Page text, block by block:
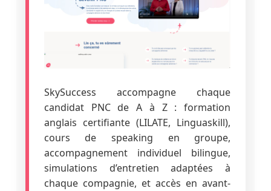
SkySuccess accompagne chaque
candidat PNC de A à Z : formation
anglais certifiante (LILATE, Linguaskill),
cours de speaking en groupe,
accompagnement individuel bilingue,
simulations d’entretien adaptées à
chaque compagnie, et accès en avant-